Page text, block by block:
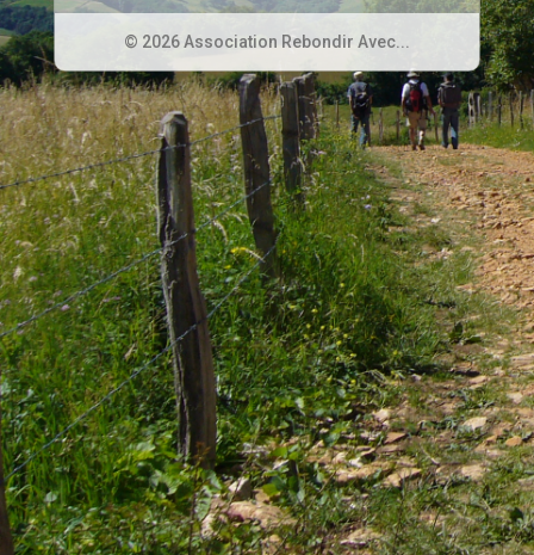
© 2026 Association Rebondir Avec...